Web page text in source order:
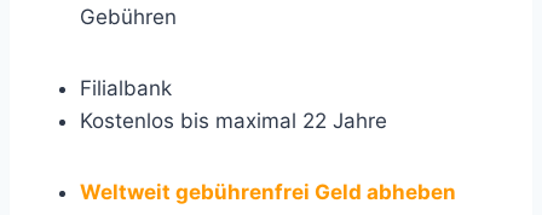
Gebühren
Filialbank
Kostenlos bis maximal 22 Jahre
Weltweit gebührenfrei Geld abheben